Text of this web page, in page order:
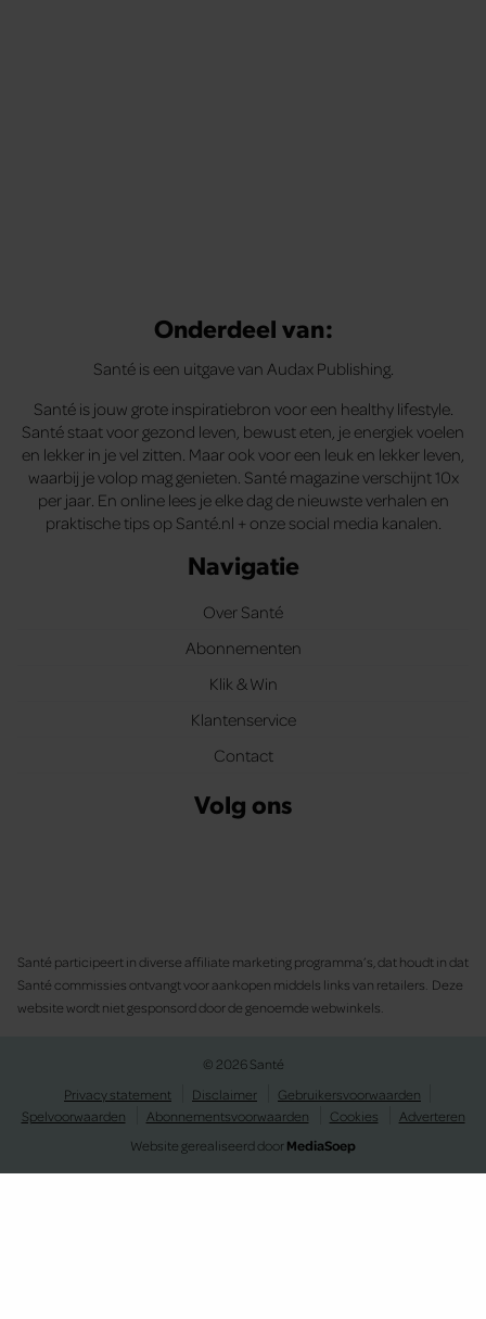
Onderdeel van:
Santé is een uitgave van Audax Publishing.
Santé is jouw grote inspiratiebron voor een healthy lifestyle.
Santé staat voor gezond leven, bewust eten, je energiek voelen
en lekker in je vel zitten. Maar ook voor een leuk en lekker leven,
waarbij je volop mag genieten. Santé magazine verschijnt 10x
per jaar. En online lees je elke dag de nieuwste verhalen en
praktische tips op Santé.nl + onze social media kanalen.
Navigatie
Over Santé
Abonnementen
Klik & Win
Klantenservice
Contact
Volg ons
Santé participeert in diverse affiliate marketing programma’s, dat houdt in dat
Santé commissies ontvangt voor aankopen middels links van retailers. Deze
website wordt niet gesponsord door de genoemde webwinkels.
© 2026 Santé
Privacy statement
Disclaimer
Gebruikersvoorwaarden
Spelvoorwaarden
Abonnementsvoorwaarden Cookies
Adverteren
Website gerealiseerd doorMediaSoep